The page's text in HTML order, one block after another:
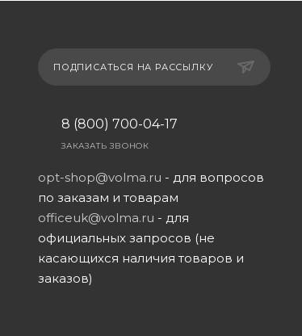
ПОДПИСАТЬСЯ НА РАССЫЛКУ
8 (800) 700-04-17
ЗАКАЗАТЬ ЗВОНОК
opt-shop@volma.ru - для вопросов
по заказам и товарам
officeuk@volma.ru - для
официальных запросов (не
касающихся наличия товаров и
заказов)